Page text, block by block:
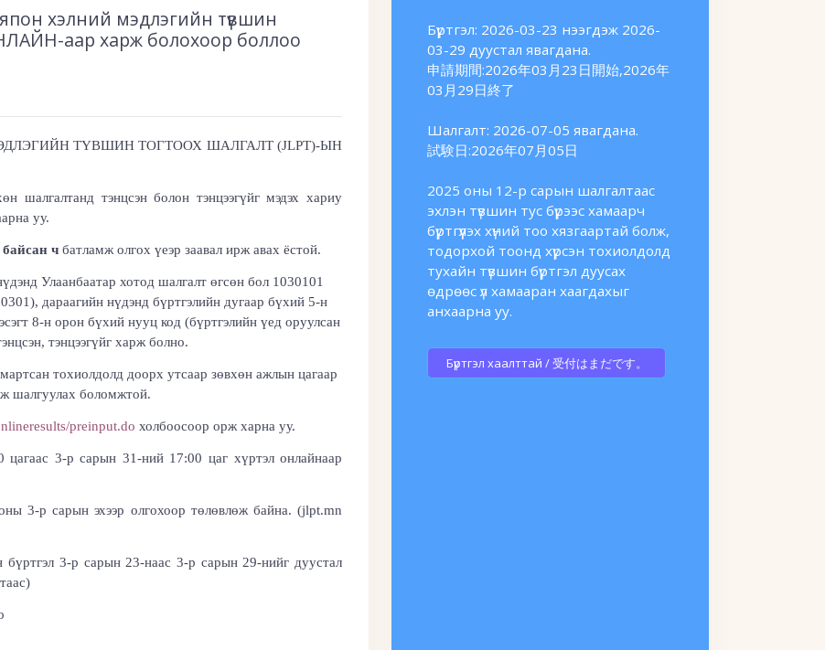
хэлний мэдлэгийн түвшин
аар харж болохоор боллоо
ТҮВШИН ТОГТООХ ШАЛГАЛТ (JLPT)-ЫН
тэнцсэн болон тэнцээгүйг мэдэх хариу
уу.
байсан ч батламж олгох үеэр заавал ирж авах ёстой.
Улаанбаатар хотод шалгалт өгсөн бол 1030101
дараагийн нүдэнд бүртгэлийн дугаар бүхий 5-н
8-н орон бүхий нууц код (бүртгэлийн үед оруулсан
тэнцээгүйг харж болно.
тохиолдолд доорх утсаар зөвхөн ажлын цагаар
шалгуулах боломжтой.
preinput.do холбоосоор орж харна уу.
цагаас 3-р сарын 31-ний17:00 цаг хүртэл онлайнаар
3-р сарын эхээр олгохоор төлөвлөж байна. (jlpt.mn
бүртгэл 3-р сарын 23-наас 3-р сарын 29-нийг дуустал
Бүртгэл: 2026-03-23 нээгдэж 2026-
03-29 дуустал явагдана.
申請期間:2026年03月23日開始,2026年
03月29日終了
Шалгалт: 2026-07-05 явагдана.
試験日:2026年07月05日
2025 оны 12-р сарын шалгалтаас
эхлэн түвшин тус бүрээс хамаарч
бүртгүүлэх хүний тоо хязгаартай болж,
тодорхой тоонд хүрсэн тохиолдолд
тухайн түвшин бүртгэл дуусах
өдрөөс үл хамааран хаагдахыг
анхаарна уу.
Бүртгэл хаалттай / 受付はまだです。